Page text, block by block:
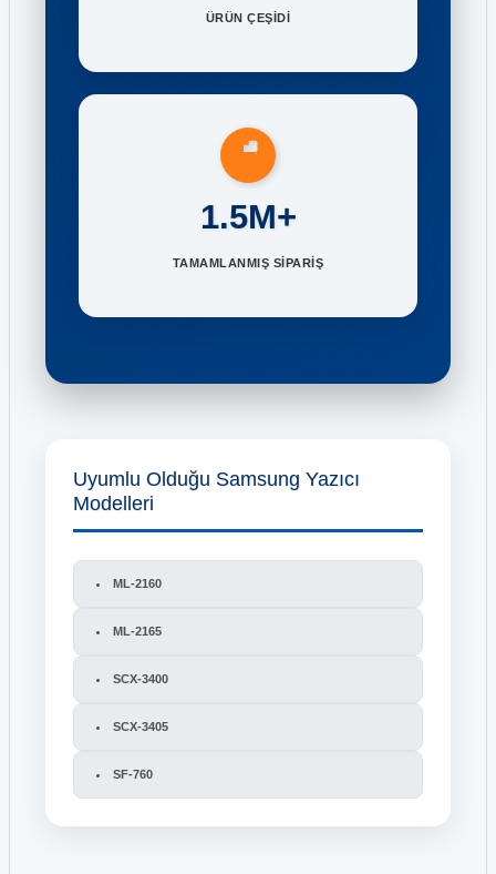
ÜRÜN ÇEŞİDİ
1.5M+
TAMAMLANMIŞ SİPARİŞ
Uyumlu Olduğu Samsung Yazıcı
Modelleri
ML-2160
ML-2165
SCX-3400
SCX-3405
SF-760